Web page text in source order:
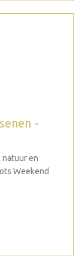
-
natuur en
Weekend